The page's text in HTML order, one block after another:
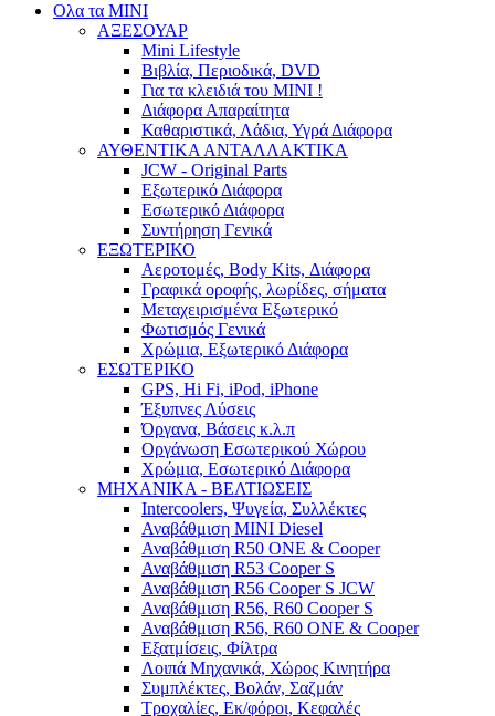
Ολα τα ΜΙΝΙ
ΑΞΕΣΟΥΑΡ
Mini Lifestyle
Βιβλία, Περιοδικά, DVD
Για τα κλειδιά του MINI !
Διάφορα Απαραίτητα
Καθαριστικά, Λάδια, Υγρά Διάφορα
ΑΥΘΕΝΤΙΚΑ ΑΝΤΑΛΛΑΚΤΙΚΑ
JCW - Original Parts
Εξωτερικό Διάφορα
Εσωτερικό Διάφορα
Συντήρηση Γενικά
ΕΞΩΤΕΡΙΚΟ
Αεροτομές, Body Kits, Διάφορα
Γραφικά οροφής, λωρίδες, σήματα
Μεταχειρισμένα Εξωτερικό
Φωτισμός Γενικά
Χρώμια, Εξωτερικό Διάφορα
ΕΣΩΤΕΡΙΚΟ
GPS, Hi Fi, iPod, iPhone
Έξυπνες Λύσεις
Όργανα, Βάσεις κ.λ.π
Οργάνωση Εσωτερικού Χώρου
Χρώμια, Εσωτερικό Διάφορα
ΜΗΧΑΝΙΚΑ - ΒΕΛΤΙΩΣΕΙΣ
Intercoolers, Ψυγεία, Συλλέκτες
Αναβάθμιση MINI Diesel
Αναβάθμιση R50 ONE & Cooper
Αναβάθμιση R53 Cooper S
Αναβάθμιση R56 Cooper S JCW
Αναβάθμιση R56, R60 Cooper S
Αναβάθμιση R56, R60 ONE & Cooper
Εξατμίσεις, Φίλτρα
Λοιπά Μηχανικά, Χώρος Κινητήρα
Συμπλέκτες, Βολάν, Σαζμάν
Τροχαλίες, Εκ/φόροι, Κεφαλές